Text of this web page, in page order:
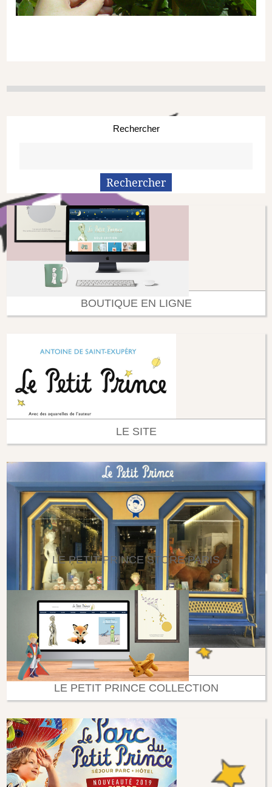
Rechercher
BOUTIQUE EN LIGNE
LE SITE
LE PETIT PRINCE STORE PARIS
LE PETIT PRINCE COLLECTION